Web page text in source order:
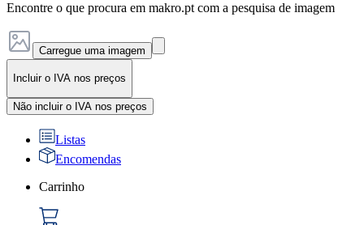
Encontre o que procura em makro.pt com a pesquisa de imagem
Carregue uma imagem
Incluir o IVA nos preços
Não incluir o IVA nos preços
Listas
Encomendas
Carrinho